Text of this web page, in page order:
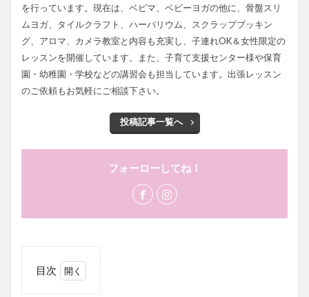
を行っています。現在は、ベビマ、ベビーヨガの他に、骨盤スリ
ムヨガ、タイルクラフト、ハーバリウム、スクラップブッキン
グ、アロマ、カメラ教室と内容も充実し、子連れOK＆女性限定の
レッスンを開催しています。また、子育て支援センター様や保育
園・幼稚園・学校などの講習会も担当しています。出張レッスン
のご依頼もお気軽にご相談下さい。
投稿記事一覧へ
フォーローしてね！
目次